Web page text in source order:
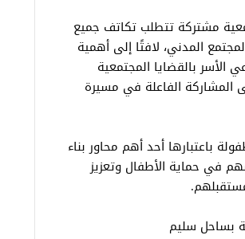
مشتركة تتطلب تكاتف جميع
المدني، لافتًا إلى أهمية
الأسر بالقضايا المجتمعية
المشاركة الفاعلة في مسيرة
باعتبارها أحد أهم محاور بناء
في حماية الأطفال وتعزيز
بساحل سليم